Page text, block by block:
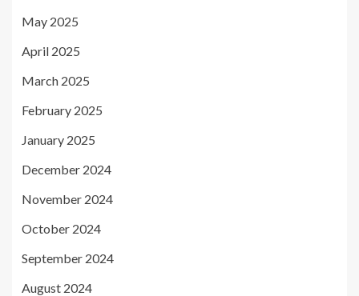
May 2025
April 2025
March 2025
February 2025
January 2025
December 2024
November 2024
October 2024
September 2024
August 2024